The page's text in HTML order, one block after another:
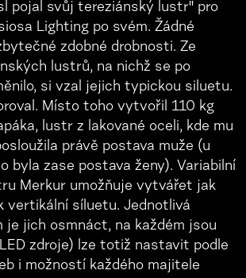
pojal svůj tereziánský lustr" pro
Lighting po svém. Žádné
zdobné drobnosti. Ze
lustrů, na nichž se po
si vzal jejich typickou siluetu.
Místo toho vytvořil 110 kg
lustr z lakované oceli, kde mu
právě postava muže (u
byla zase postava ženy). Variabilní
Merkur umožňuje vytvářet jak
vertikální síluetu. Jednotlivá
je jich osmnáct, na každém jsou
zdroje) lze totiž nastavit podle
i možností každého majitele